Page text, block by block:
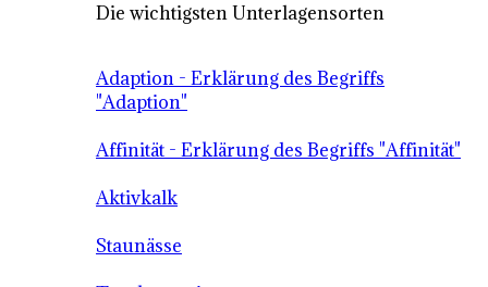
Die wichtigsten Unterlagensorten
Adaption - Erklärung des Begriffs
"Adaption"
Affinität - Erklärung des Begriffs "Affinität"
Aktivkalk
Staunässe